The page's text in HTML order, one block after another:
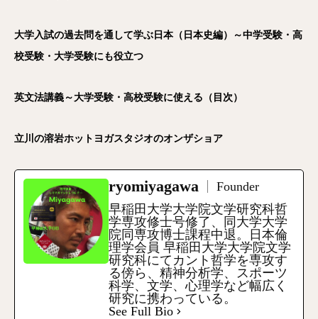
大学入試の過去問を通して学ぶ日本（日本史編）～中学受験・高
校受験・大学受験にも役立つ
英文法講義～大学受験・高校受験に使える（目次）
立川の溶岩ホットヨガスタジオのオンザショア
ryomiyagawa
Founder
早稲田大学大学院文学研究科哲
学専攻修士号修了、同大学大学
院同専攻博士課程中退。日本倫
理学会員 早稲田大学大学院文学
研究科にてカント哲学を専攻す
る傍ら、精神分析学、スポーツ
科学、文学、心理学など幅広く
研究に携わっている。
See Full Bio